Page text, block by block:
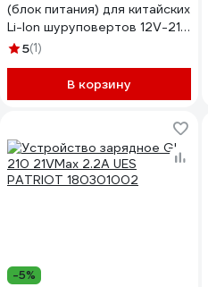
(блок питания) для китайских
Li-Ion шуруповертов 12V-21V
АГ504628
5(1)
В корзину
-5%